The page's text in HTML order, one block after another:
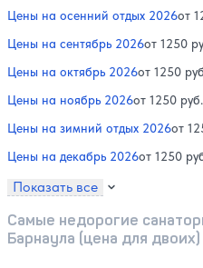
Цены на осенний отдых 2026от
Цены на сентябрь 2026от 1250
Цены на октябрь 2026от 1250
Цены на ноябрь 2026от 1250 руб.
Цены на зимний отдых 2026от
Цены на декабрь 2026от 1250
Показать все
Самые недорогие
Барнаула (цена для двоих)